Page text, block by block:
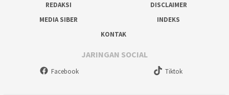
REDAKSI
DISCLAIMER
MEDIA SIBER
INDEKS
KONTAK
JARINGAN SOCIAL
Facebook Tiktok